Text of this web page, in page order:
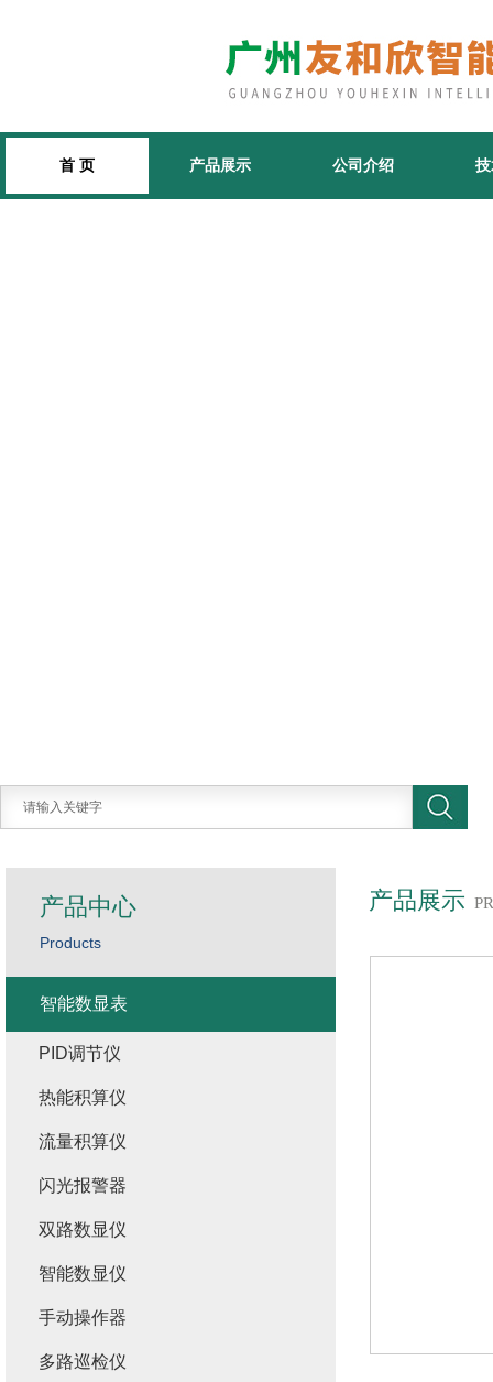
首 页 产品展示 公司介绍
产品展示
产品中心
Products
智能数显表
PID调节仪
热能积算仪
流量积算仪
闪光报警器
双路数显仪
智能数显仪
手动操作器
多路巡检仪